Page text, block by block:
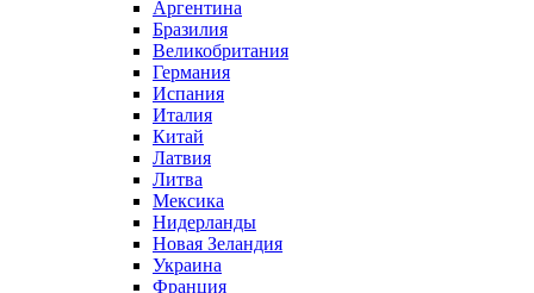
Аргентина
Бразилия
Великобритания
Германия
Испания
Италия
Китай
Латвия
Литва
Мексика
Нидерланды
Новая Зеландия
Украина
Франция